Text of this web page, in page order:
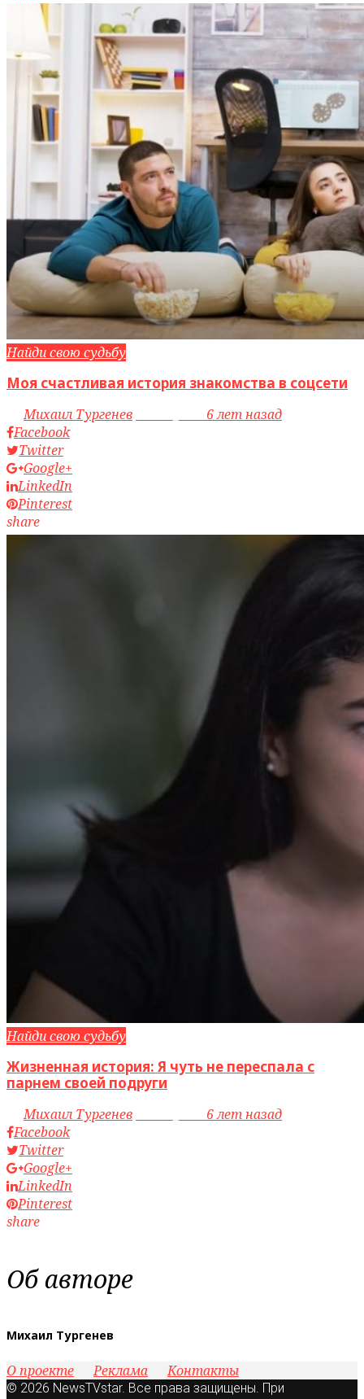
Найди свою судьбу
Моя счастливая история знакомства в соцсети
byМихаил Тургенев
6 лет назад
Facebook
Twitter
Google+
LinkedIn
Pinterest
share
Найди свою судьбу
Жизненная история: Я чуть не переспала с
парнем своей подруги
byМихаил Тургенев
6 лет назад
Facebook
Twitter
Google+
LinkedIn
Pinterest
share
Об авторе
Михаил Тургенев
О проекте Реклама Контакты
© 2026 NewsTVstar. Все права защищены. При